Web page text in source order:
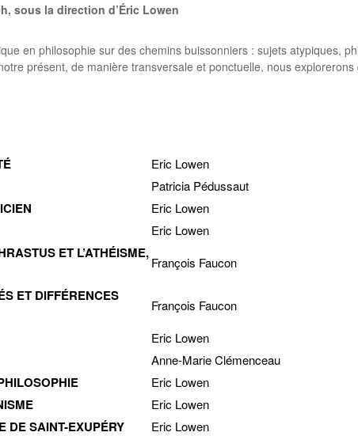
sous la direction d’Éric Lowen
en philosophie sur des chemins buissonniers : sujets atypiques,
présent, de manière transversale et ponctuelle, nous explorerons
Eric Lowen
Patricia Pédussaut
Eric Lowen
Eric Lowen
ET L’ATHÉISME,
François Faucon
ET DIFFÉRENCES
François Faucon
Eric Lowen
Anne-Marie Clémenceau
Eric Lowen
Eric Lowen
DE SAINT-EXUPÉRY
Eric Lowen